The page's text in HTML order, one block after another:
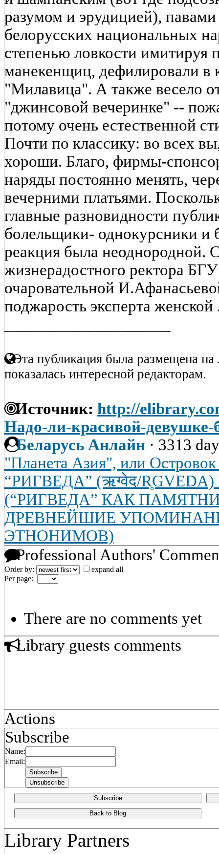
разумом и эрудицией),
белорусских национальных
степенью ловкости имитируя
манекенщиц, дефилировали в
"Милавица". А также весело
"джинсовой вечеринке" --
потому очень естественной
Почти по классику: во всех
хороши. Благо, фирмы-
наряды постоянно менять,
вечерними платьями.
главные разновидности
болельщики- однокурсники
реакция была неоднородной.
жизнерадостного ректора
очаровательной
поджарость эксперта
Эта публикация была размещена на
показалась интересной редакторам.
Источник: http://
Надо-ли-красивой-
Беларусь Анлайн · 3313
"Планета Азия", или Островок
“РИГВЕДА” (ऋग्वेद/
(“РИГВЕДА” КАК
ДРЕВНЕЙШИЕ
ЭТНОНИМОВ)
Professional Authors'
Order by:
expand all
Per page:
There are no comments yet
Library guests comments
Actions
Subscribe
Name:
Email:
Subscribe
Back to Blog
Library Partners